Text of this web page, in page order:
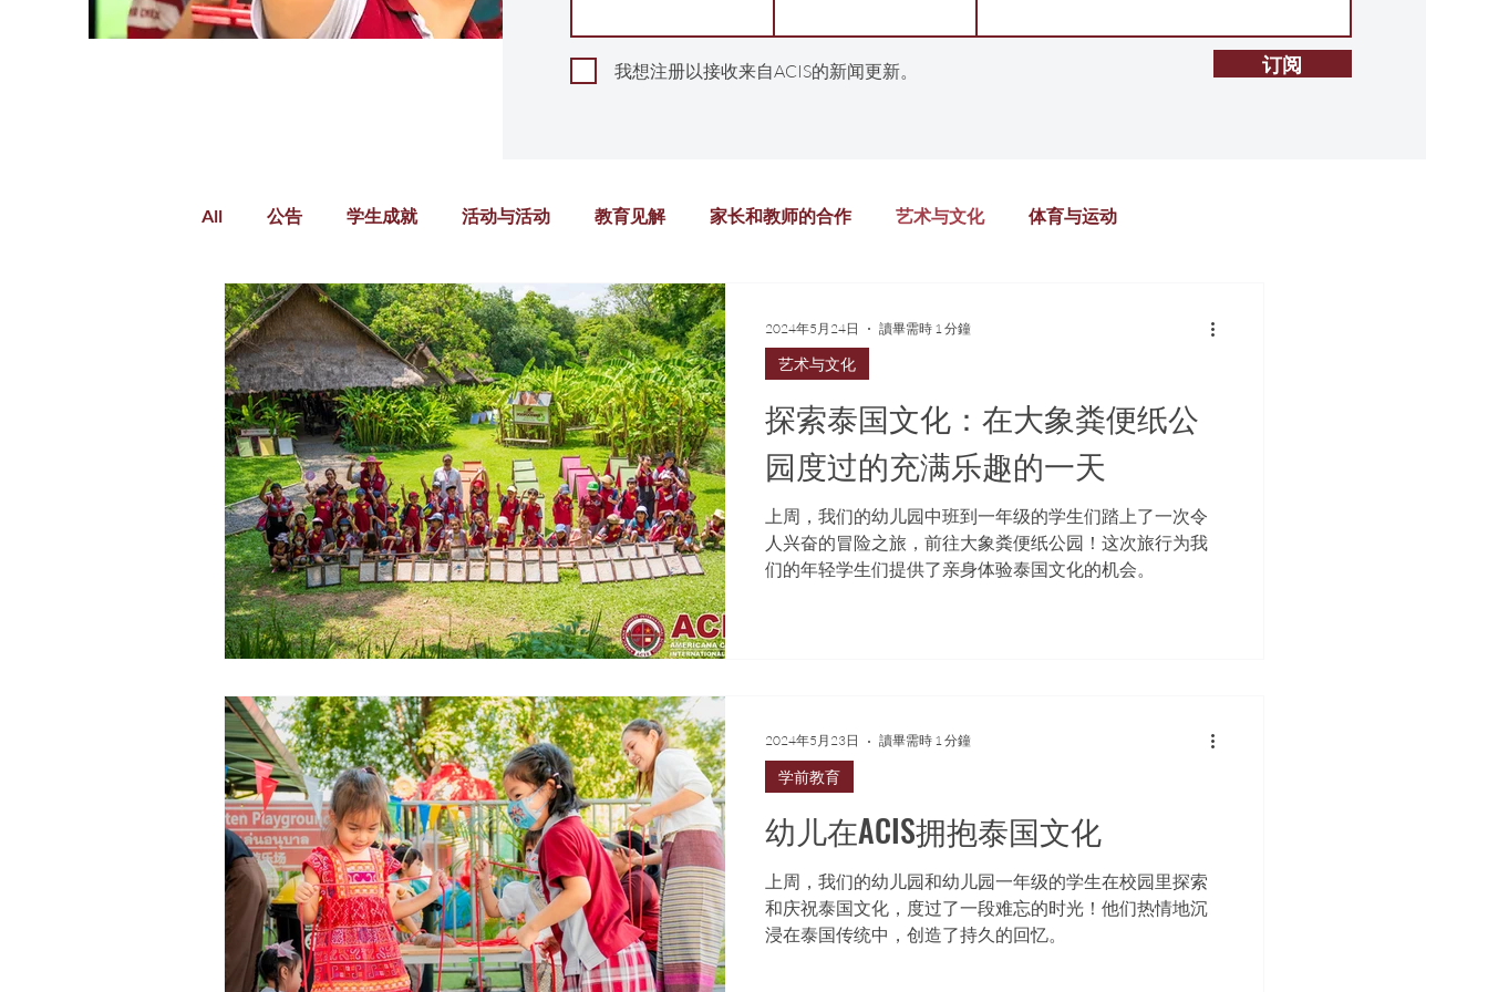
我想注册以接收来自ACIS的新闻更新。 订阅
All 公告 学生成就 活动与活动 教育见解 家长和教师的合作 艺术与文化 体育与运动
健康与福祉 小学 学前教育 幼儿园 汉语
探索泰国文化：在大象粪便纸公
园度过的充满乐趣的一天
上周，我们的幼儿园中班到一年级的学生们踏上了一次令
人兴奋的冒险之旅，前往大象粪便纸公园！这次旅行为我
们的年轻学生们提供了亲身体验泰国文化的机会。
艺术与文化
2024年5月24日 讀畢需時 1 分鐘
幼儿在ACIS拥抱泰国文化
上周，我们的幼儿园和幼儿园一年级的学生在校园里探索
和庆祝泰国文化，度过了一段难忘的时光！他们热情地沉
浸在泰国传统中，创造了持久的回忆。
学前教育
2024年5月23日 讀畢需時 1 分鐘